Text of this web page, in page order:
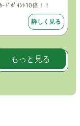
ﾄﾞﾎﾟｲﾝﾄ10倍！！
詳しく見る
もっと見る